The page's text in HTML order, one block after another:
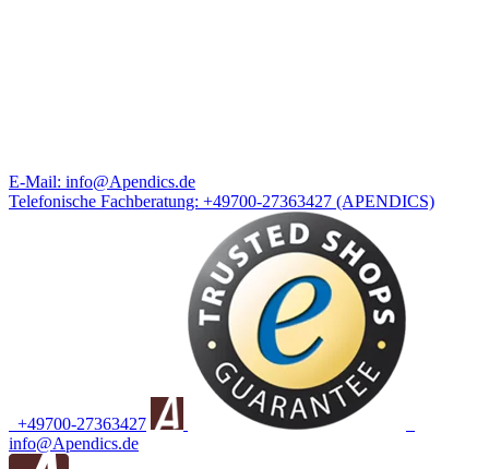
E-Mail: info@Apendics.de
Telefonische Fachberatung: +49700-27363427 (APENDICS)
+49700-27363427
info@Apendics.de